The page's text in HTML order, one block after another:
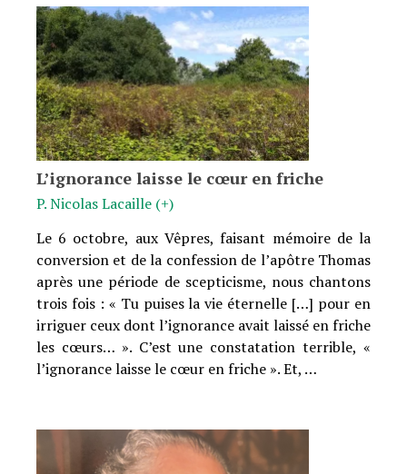
L’ignorance laisse le cœur en friche
P. Nicolas Lacaille (+)
Le 6 octobre, aux Vêpres, faisant mémoire de la
conversion et de la confession de l’apôtre Thomas
après une période de scepticisme, nous chantons
trois fois : « Tu puises la vie éternelle […] pour en
irriguer ceux dont l’ignorance avait laissé en friche
les cœurs… ». C’est une constatation terrible, «
l’ignorance laisse le cœur en friche ». Et, …